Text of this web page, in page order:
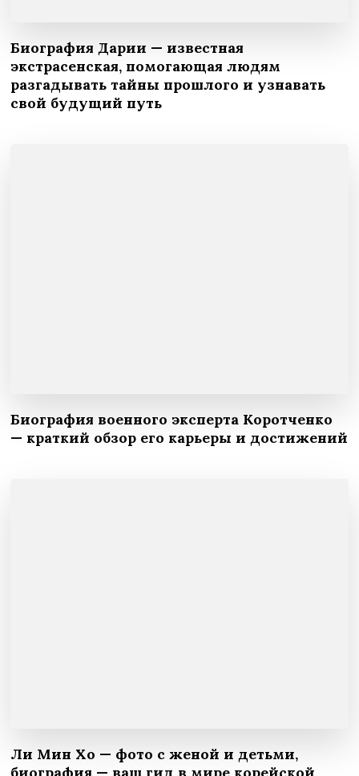
Биография Дарии — известная
экстрасенская, помогающая людям
разгадывать тайны прошлого и узнавать
свой будущий путь
Биография военного эксперта Коротченко
— краткий обзор его карьеры и достижений
Ли Мин Хо — фото с женой и детьми,